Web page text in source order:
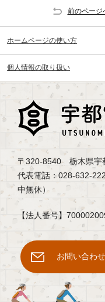
前のページ
ホームページの使い方
個人情報の取り扱い
〒320-8540 栃木県宇
代表電話：028-632-
中無休）
【法人番号】
お問い合わせ